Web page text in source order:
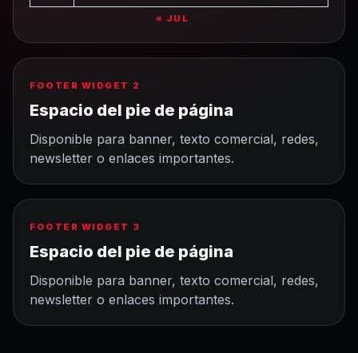
« JUL
FOOTER WIDGET 2
Espacio del pie de página
Disponible para banner, texto comercial, redes,
newsletter o enlaces importantes.
FOOTER WIDGET 3
Espacio del pie de página
Disponible para banner, texto comercial, redes,
newsletter o enlaces importantes.